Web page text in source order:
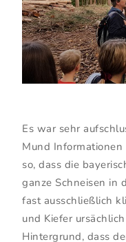
Es war sehr
Mund
so, dass die
ganze Schneisen in
fast ausschließlich
und Kiefer
Hintergrund, dass